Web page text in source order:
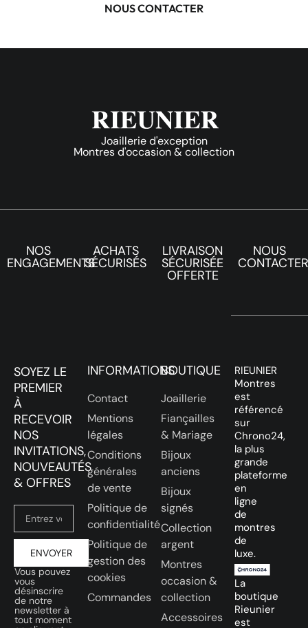
NOUS CONTACTER
Joaillerie d'exception
Montres d'occasion & collection
NOS
ENGAGEMENTS
ACHATS
SÉCURISÉS
LIVRAISON
SÉCURISÉE
OFFERTE
NOUS
CONTACTER
SOYEZ LE
PREMIER
À
RECEVOIR
NOS
INVITATIONS,
NOUVEAUTÉS
& OFFRES
ENVOYER
Vous pouvez
vous
désinscrire
de notre
newsletter à
tout moment
INFORMATIONS
Contact
Mentions
légales
Conditions
générales
de vente
Politique de
confidentialité
Politique de
gestion des
cookies
Commandes
BOUTIQUE
Joaillerie
Fiançailles
& Mariage
Bijoux
anciens
Bijoux
signés
Collection
argent
Montres
occasion &
collection
Accessoires
RIEUNIER
Montres
est
référencé
sur
Chrono24,
la plus
grande
plateforme
en
ligne
de
montres
de
luxe.
La
boutique
Rieunier
est